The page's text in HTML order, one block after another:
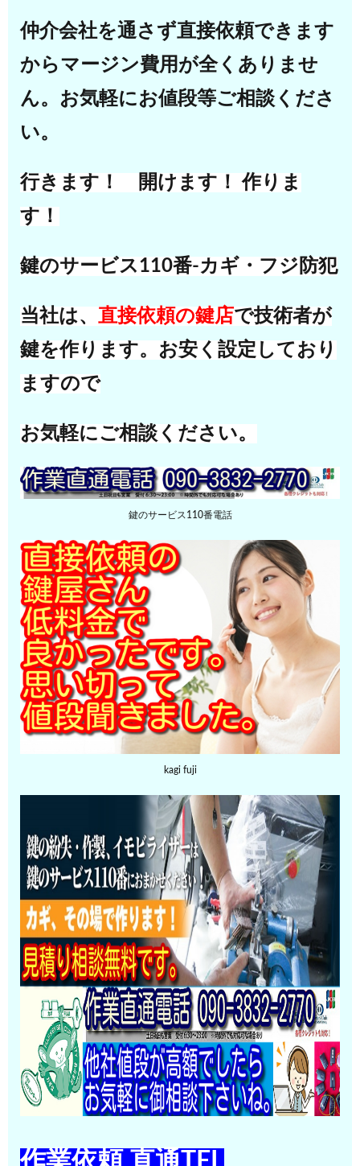
仲介会社を通さず直接依頼できます
からマージン費用が全くありませ
ん。 お気軽にお値段等ご相談くださ
い。
行きます！ 開けます！ 作りま
す！
鍵のサービス110番-カギ・フジ防犯
当社は、 直接依頼の鍵店で技術者が
鍵を作ります。お安く設定しており
ますので
お気軽にご相談ください。
鍵のサービス110番電話
kagi fuji